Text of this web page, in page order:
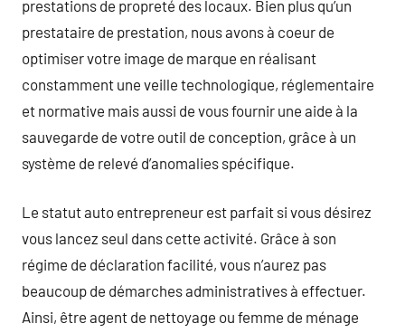
prestations de propreté des locaux. Bien plus qu’un
prestataire de prestation, nous avons à coeur de
optimiser votre image de marque en réalisant
constamment une veille technologique, réglementaire
et normative mais aussi de vous fournir une aide à la
sauvegarde de votre outil de conception, grâce à un
système de relevé d’anomalies spécifique.
Le statut auto entrepreneur est parfait si vous désirez
vous lancez seul dans cette activité. Grâce à son
régime de déclaration facilité, vous n’aurez pas
beaucoup de démarches administratives à effectuer.
Ainsi, être agent de nettoyage ou femme de ménage